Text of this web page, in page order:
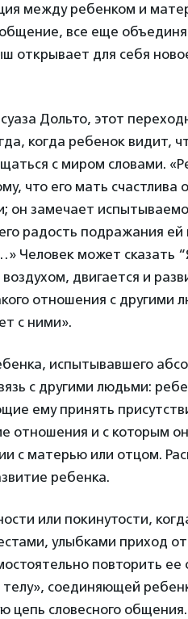
между ребенком и
все еще
открывает для себя
Дольто, этот
когда ребенок видит,
с миром словами.
что его мать счастлива
он замечает
радость подражания ей
Человек может сказать
двигается и
отношения с другими
с ними».
испытывавшего
с другими людьми:
ему принять
отношения и с которым
с матерью или отцом.
ребенка.
или покинутости,
улыбками приход
повторить
телу», соединяющей
цепь словесного